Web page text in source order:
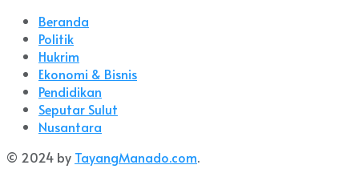
Beranda
Politik
Hukrim
Ekonomi & Bisnis
Pendidikan
Seputar Sulut
Nusantara
© 2024 by TayangManado.com.